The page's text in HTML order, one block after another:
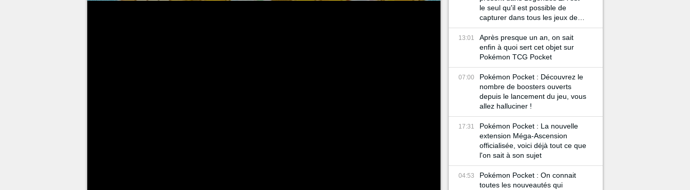
le seul qu'il est possible de
capturer dans tous les jeux de la
licence !
13:01
Après presque un an, on sait
enfin à quoi sert cet objet sur
Pokémon TCG Pocket
07:00
Pokémon Pocket : Découvrez le
nombre de boosters ouverts
depuis le lancement du jeu, vous
allez halluciner !
17:31
Pokémon Pocket : La nouvelle
extension Méga-Ascension
officialisée, voici déjà tout ce que
l'on sait à son sujet
04:53
Pokémon Pocket : On connait
toutes les nouveautés qui